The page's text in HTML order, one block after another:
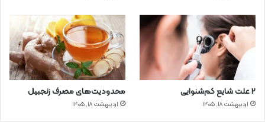
۲ علت شایع‌ کم‌شنوایی
اردیبهشت ۱۸, ۱۴۰۵
محدودیت‌های مصرف زنجبیل
اردیبهشت ۱۸, ۱۴۰۵